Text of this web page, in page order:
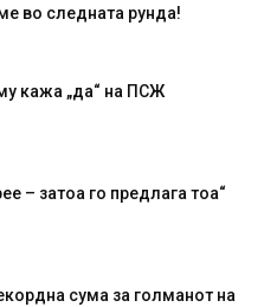
во следната рунда!
кажа „да“ на ПСЖ
– затоа го предлага тоа“
сума за голманот на